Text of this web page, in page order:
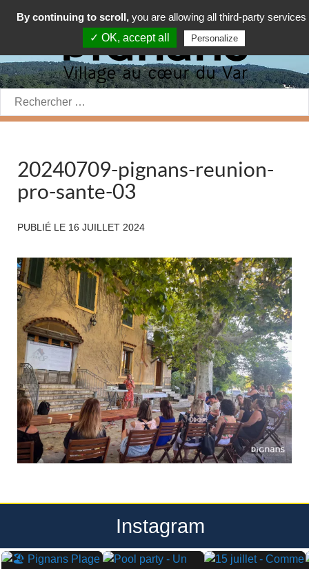
Rechercher:
20240709-pignans-reunion-
pro-sante-03
PUBLIÉ LE 16 JUILLET 2024
Instagram
By continuing to scroll, you are allowing all third-party services
✓ OK, accept all
Personalize